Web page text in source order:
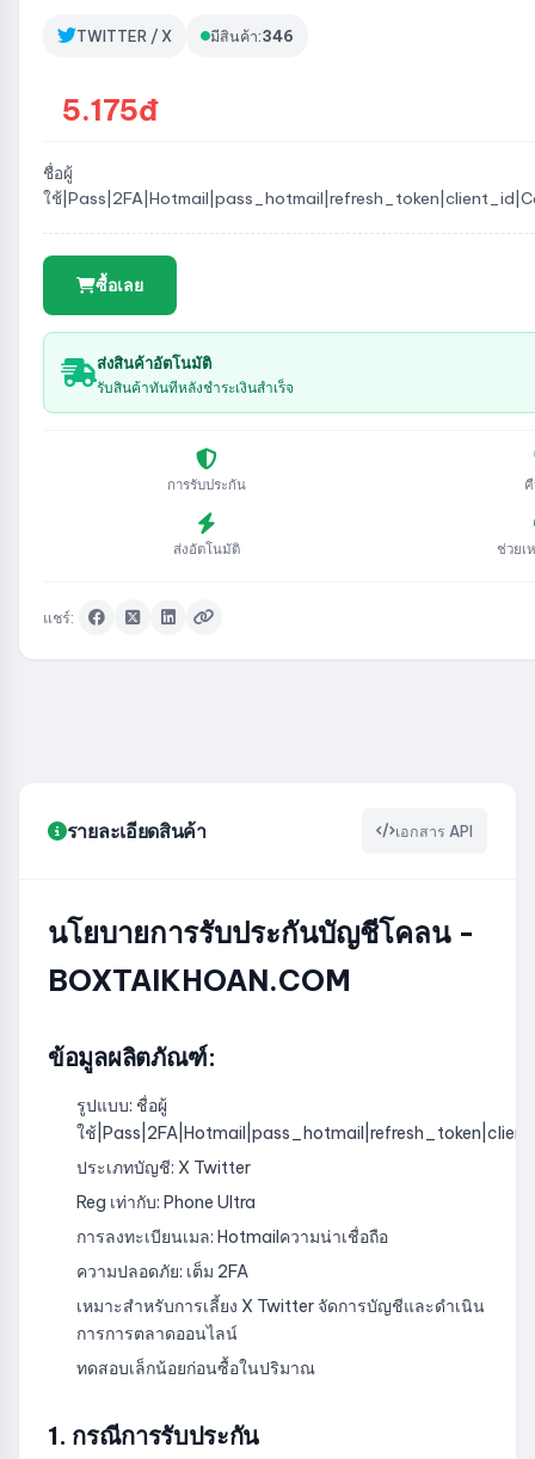
TWITTER / X มีสินค้า:346
5.175đ
ชื่อผู้
ใช้
ซื้อเลย
ส่งสินค้าอัตโนมัติ
รับสินค้าทันทีหลังชำระเงินสำเร็จ
การรับประกัน
ส่งอัตโนมัติ ช่วยเ
แชร์:
รายละเอียดสินค้า เอกสาร API
นโยบายการรับประกันบัญชีโคลน -
BOXTAIKHOAN.COM
ข้อมูลผลิตภัณฑ์:
รูปแบบ: ชื่อผู้
ใช้
ประเภทบัญชี: X Twitter
Reg เท่ากับ: Phone Ultra
การลงทะเบียนเมล: Hotmailความน่าเชื่อถือ
ความปลอดภัย: เต็ม 2FA
เหมาะสำหรับการเลี้ยง X Twitter จัดการบัญชีและดำเนิน
การการตลาดออนไลน์
ทดสอบเล็กน้อยก่อนซื้อในปริมาณ
1. กรณีการรับประกัน